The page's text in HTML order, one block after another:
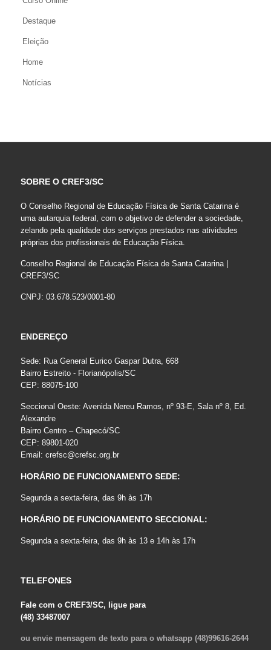
Destaque
Eleição
Home
Notícias
SOBRE O CREF3/SC
O Conselho Regional de Educação Física de Santa Catarina é
uma autarquia federal, com o objetivo de defender a sociedade,
zelando pela qualidade dos serviços prestados nas atividades
próprias dos profissionais de Educação Física.
Conselho Regional de Educação Física de Santa Catarina |
CREF3/SC
CNPJ: 03.678.523/0001-80
ENDEREÇO
Sede: Rua General Eurico Gaspar Dutra, 668
Bairro Estreito - Florianópolis/SC
CEP: 88075-100
Seccional Oeste: Avenida Nereu Ramos, nº 93-E, Sala nº 8, Ed.
Alexandre
Bairro Centro – Chapecó/SC
CEP: 89801-020
Email: crefsc@crefsc.org.br
HORÁRIO DE FUNCIONAMENTO SEDE:
Segunda a sexta-feira, das 9h às 17h
HORÁRIO DE FUNCIONAMENTO SECCIONAL:
Segunda a sexta-feira, das 9h às 13 e 14h às 17h
TELEFONES
Fale com o CREF3/SC, ligue para
(48) 33487007
ou envie mensagem de texto para o whatsapp (48)99616-2644